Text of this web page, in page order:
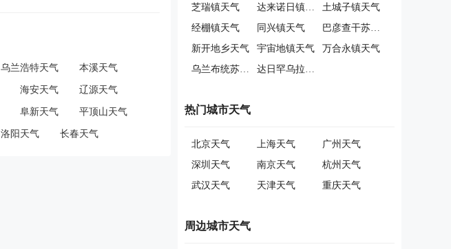
乌兰浩特天气 本溪天气
海安天气 辽源天气
阜新天气 平顶山天气
洛阳天气 长春天气
芝瑞镇天气
达来诺日镇天气
土城子镇天气
经棚镇天气
同兴镇天气
巴彦查干苏木天气
新开地乡天气
宇宙地镇天气
万合永镇天气
乌兰布统苏木天气
达日罕乌拉苏木天气
热门城市天气
北京天气 上海天气
广州天气
深圳天气
南京天气
杭州天气
武汉天气
天津天气 重庆天气
周边城市天气